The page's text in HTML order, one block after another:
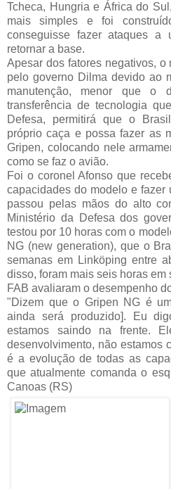
Tcheca, Hungria e África do
mais simples e foi
conseguisse fazer ataques
retornar a base.
Apesar dos fatores negativos,
pelo governo Dilma devido ao
manutenção, menor que o
transferência de tecnologia
Defesa, permitirá que o
próprio caça e possa fazer as
Gripen, colocando nele
como se faz o avião.
Foi o coronel Afonso que
capacidades do modelo e fazer
passou pelas mãos do alto
Ministério da Defesa dos
testou por 10 horas com o
NG (new generation), que o
semanas em Linköping entre
disso, foram mais seis horas em
FAB avaliaram o desempenho
"Dizem que o Gripen NG é
ainda será produzido]. Eu
estamos saindo na frente.
desenvolvimento, não estamos
é a evolução de todas as
que atualmente comanda o
Canoas (RS)